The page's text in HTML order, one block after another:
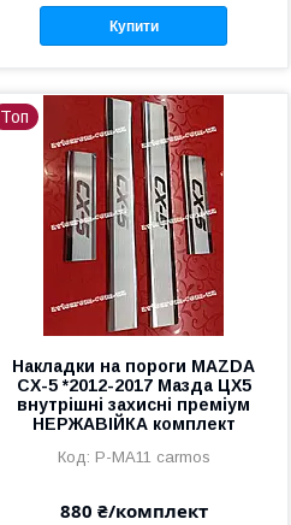
Купити
Топ
Накладки на пороги MAZDA
CX-5 *2012-2017 Мазда ЦХ5
внутрішні захисні преміум
НЕРЖАВІЙКА комплект
P-MA11 carmos
880 ₴/комплект